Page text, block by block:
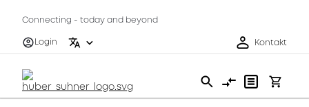
Connecting - today and beyond
Login
Kontakt